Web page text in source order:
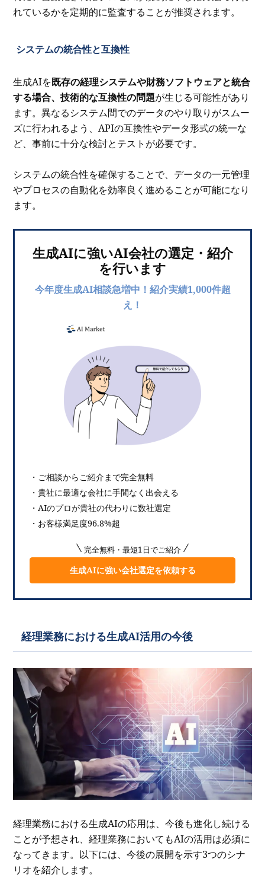
れているかを定期的に監査することが推奨されます。
システムの統合性と互換性
生成AIを既存の経理システムや財務ソフトウェアと統合
する場合、技術的な互換性の問題が生じる可能性があり
ます。異なるシステム間でのデータのやり取りがスムー
ズに行われるよう、APIの互換性やデータ形式の統一な
ど、事前に十分な検討とテストが必要です。
システムの統合性を確保することで、データの一元管理
やプロセスの自動化を効率良く進めることが可能になり
ます。
生成AIに強いAI会社の選定・紹介
を行います
今年度生成AI相談急増中！紹介実績1,000件超
え！
・ご相談からご紹介まで完全無料
・貴社に最適な会社に手間なく出会える
・AIのプロが貴社の代わりに数社選定
・お客様満足度96.8%超
完全無料・最短1日でご紹介
生成AIに強い会社選定を依頼する
経理業務における生成AI活用の今後
経理業務における生成AIの応用は、今後も進化し続ける
ことが予想され、経理業務においてもAIの活用は必須に
なってきます。以下には、今後の展開を示す3つのシナ
リオを紹介します。